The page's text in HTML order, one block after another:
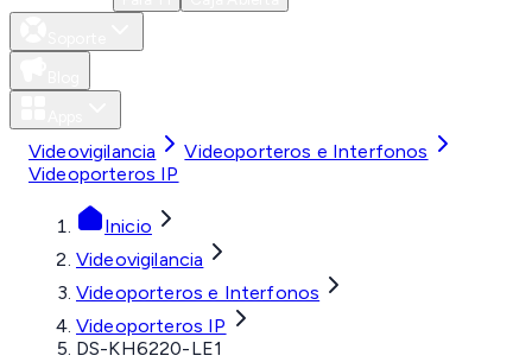
Videovigilancia
Videoporteros e Interfonos
Videoporteros IP
Inicio
Videovigilancia
Videoporteros e Interfonos
Videoporteros IP
DS-KH6220-LE1